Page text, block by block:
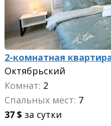
2-комнатная
Октябрьский
Комнат: 2
Спальных мест: 7
37 $ за сутки